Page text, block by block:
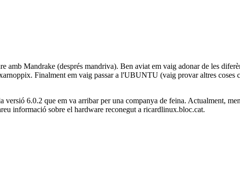
amb Mandrake (després mandriva). Ben aviat em vaig adonar de les
Finalment em vaig passar a l'UBUNTU (vaig provar altres coses
6.0.2 que em va arribar per una companya de feina. Actualment,
informació sobre el hardware reconegut a ricardlinux.bloc.cat.